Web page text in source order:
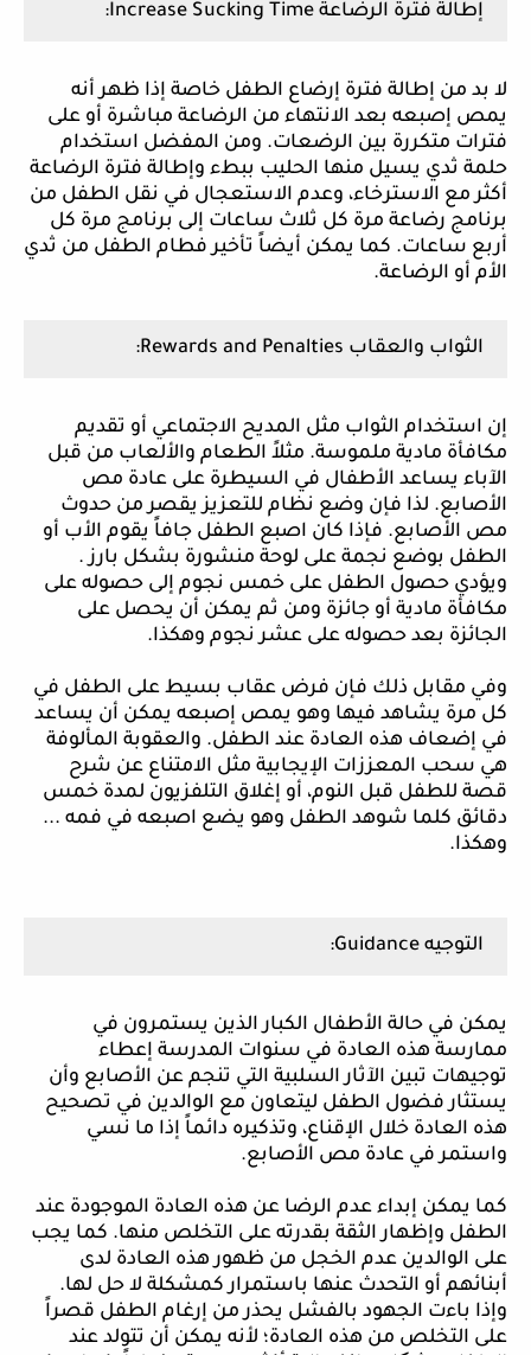
إطالة فترة الرضاعة Increase Sucking Time
:
لا بد من إطالة فترة إرضاع الطفل خاصة إذا ظهر أنه
يمص إصبعه بعد الانتهاء من الرضاعة مباشرة أو على
فترات متكررة بين الرضعات. ومن المفضل استخدام
حلمة ثدي يسيل منها الحليب ببطء وإطالة فترة الرضاعة
أكثر مع الاسترخاء، وعدم الاستعجال في نقل الطفل من
برنامج رضاعة مرة كل ثلاث ساعات إلى برنامج مرة كل
أربع ساعات. كما يمكن أيضاً تأخير فطام الطفل من ثدي
الأم أو الرضاعة.
الثواب والعقاب Rewards and Penalties
:
إن استخدام الثواب مثل المديح الاجتماعي أو تقديم
مكافأة مادية ملموسة. مثلاً الطعام والألعاب من قبل
الآباء يساعد الأطفال في السيطرة على عادة مص
الأصابع. لذا فإن وضع نظام للتعزيز يقصر من حدوث
مص الأصابع. فإذا كان اصبع الطفل جافاً يقوم الأب أو
الطفل بوضع نجمة على لوحة منشورة بشكل بارز .
ويؤدي حصول الطفل على خمس نجوم إلى حصوله على
مكافأة مادية أو جائزة ومن ثم يمكن أن يحصل على
الجائزة بعد حصوله على عشر نجوم وهكذا.
وفي مقابل ذلك فإن فرض عقاب بسيط على الطفل في
كل مرة يشاهد فيها وهو يمص إصبعه يمكن أن يساعد
في إضعاف هذه العادة عند الطفل. والعقوبة المألوفة
هي سحب المعززات الإيجابية مثل الامتناع عن شرح
قصة للطفل قبل النوم، أو إغلاق التلفزيون لمدة خمس
دقائق كلما شوهد الطفل وهو يضع اصبعه في فمه ...
وهكذا.
التوجيه Guidance
:
يمكن في حالة الأطفال الكبار الذين يستمرون في
ممارسة هذه العادة في سنوات المدرسة إعطاء
توجيهات تبين الآثار السلبية التي تنجم عن الأصابع وأن
يستثار فضول الطفل ليتعاون مع الوالدين في تصحيح
هذه العادة خلال الإقناع، وتذكيره دائماً إذا ما نسي
واستمر في عادة مص الأصابع.
كما يمكن إبداء عدم الرضا عن هذه العادة الموجودة عند
الطفل وإظهار الثقة بقدرته على التخلص منها. كما يجب
على الوالدين عدم الخجل من ظهور هذه العادة لدى
أبنائهم أو التحدث عنها باستمرار كمشكلة لا حل لها.
وإذا باءت الجهود بالفشل يحذر من إرغام الطفل قصراً
على التخلص من هذه العادة؛ لأنه يمكن أن تتولد عند